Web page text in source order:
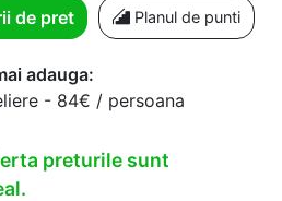
de pret Planul de punti
adauga:
- 84€ / persoana
preturile sunt